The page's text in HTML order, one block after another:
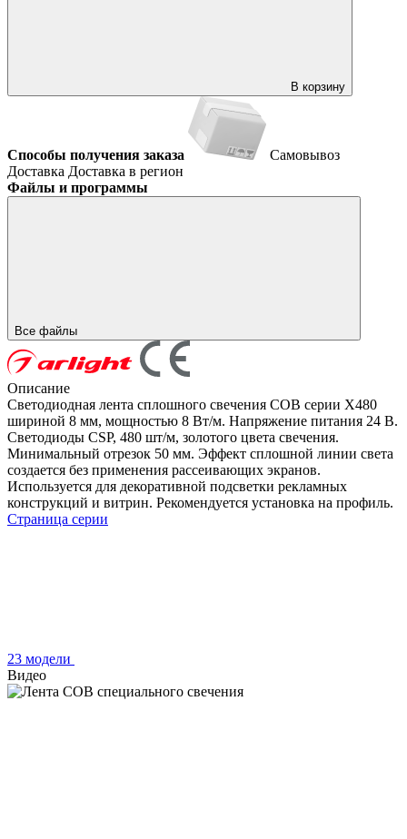
В корзину
Способы получения заказа
Самовывоз
Доставка Доставка в регион
Файлы и программы
Все файлы
Описание
Светодиодная лента сплошного свечения COB серии X480
шириной 8 мм, мощностью 8 Вт/м. Напряжение питания 24 В.
Светодиоды CSP, 480 шт/м, золотого цвета свечения.
Минимальный отрезок 50 мм. Эффект сплошной линии света
создается без применения рассеивающих экранов.
Используется для декоративной подсветки рекламных
конструкций и витрин. Рекомендуется установка на профиль.
Страница серии
23 модели
Видео